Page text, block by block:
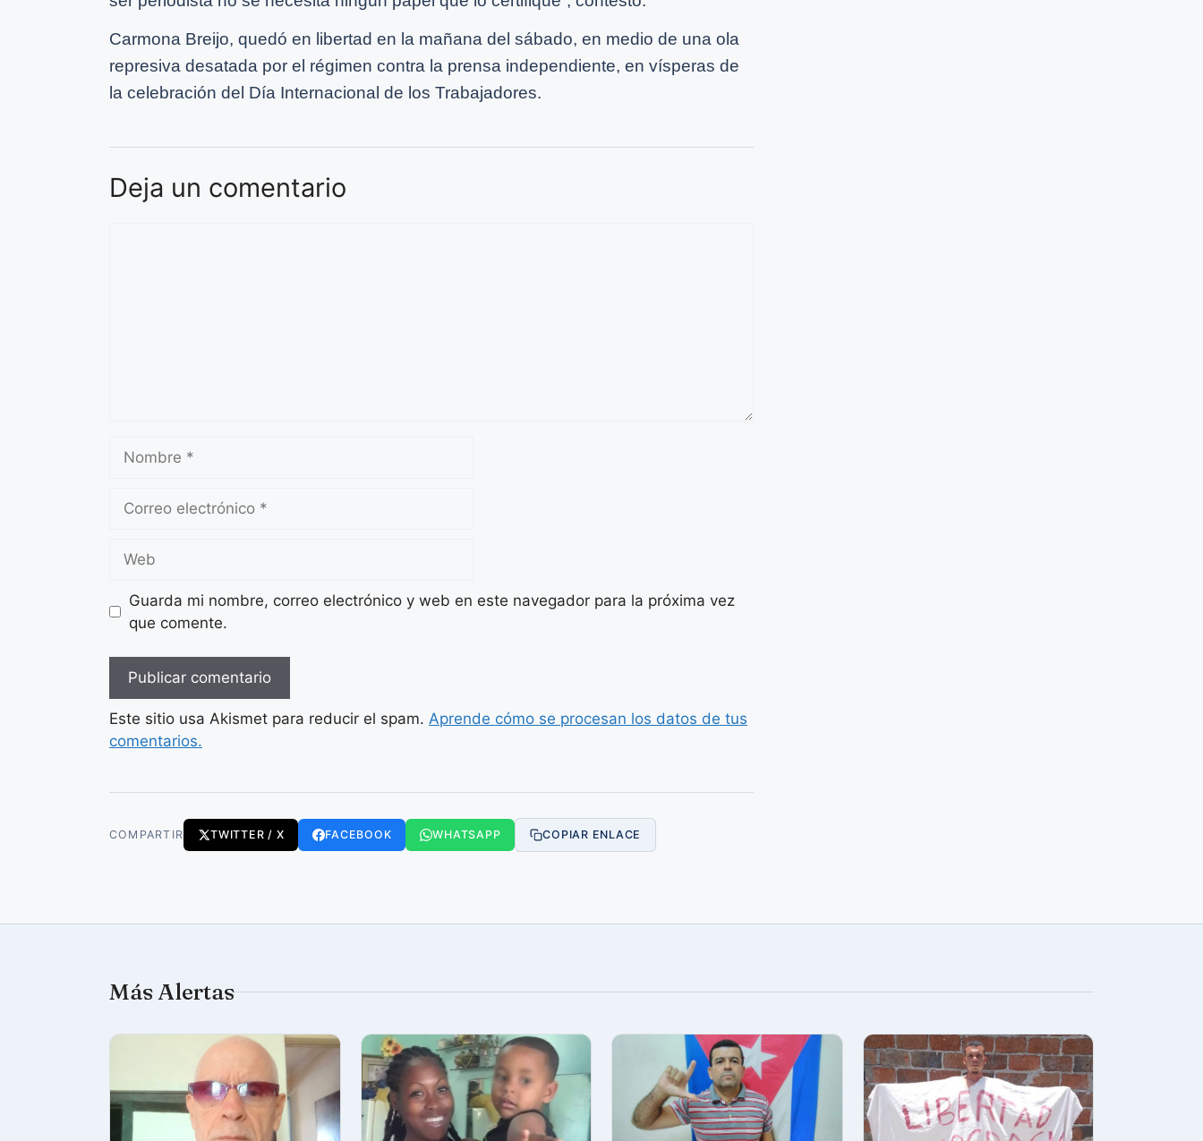
Carmona Breijo, quedó en libertad en la mañana del sábado, en medio de una ola
represiva desatada por el régimen contra la prensa independiente, en vísperas de
la celebración del Día Internacional de los Trabajadores.
Deja un comentario
electrónico
Guarda mi nombre, correo electrónico y web en este navegador para la próxima vez
que comente.
Este sitio usa Akismet para reducir el spam. Aprende cómo se procesan los datos de tus
comentarios.
COMPARTIR TWITTER / X FACEBOOK WHATSAPP COPIAR ENLACE
Más Alertas